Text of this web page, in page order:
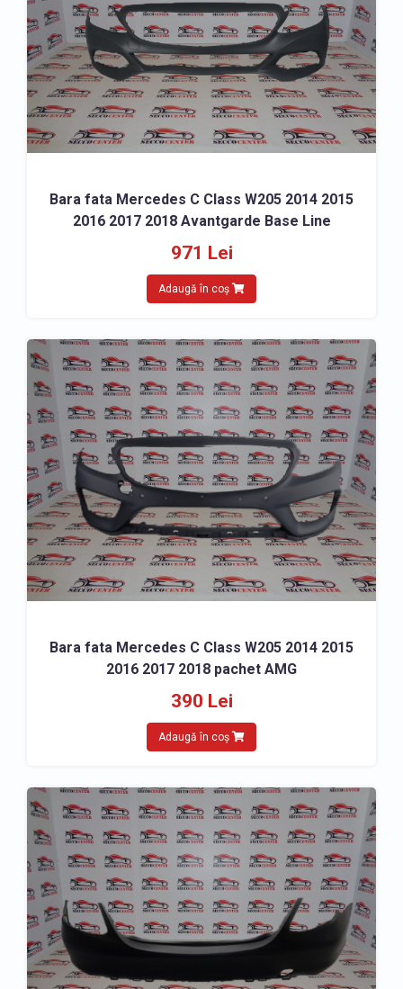
Bara fata Mercedes C Class W205 2014 2015
2016 2017 2018 Avantgarde Base Line
971 Lei
Adaugă în coș
Bara fata Mercedes C Class W205 2014 2015
2016 2017 2018 pachet AMG
390 Lei
Adaugă în coș